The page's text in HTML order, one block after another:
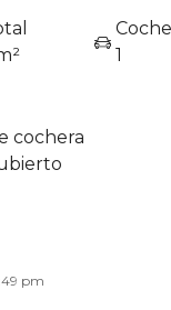
1
cochera
pm